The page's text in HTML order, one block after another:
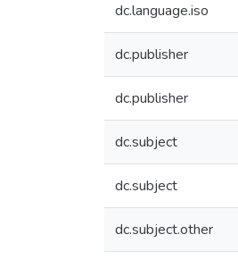
dc.language.iso
dc.publisher
dc.publisher
dc.subject
dc.subject
dc.subject.other